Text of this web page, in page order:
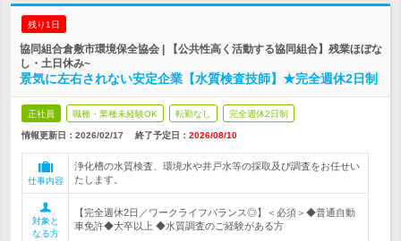
残り1日
協同組合倉敷市環境保全協会 | 【公共性高く活動する協同組合】残業ほぼな
し・土日休み~
景気に左右されない安定企業【水質検査技師】★完全週休2日制
正社員 職種・業種未経験OK 転勤なし 完全週休2日制
情報更新日：2026/02/17 終了予定日： 2026/08/10
仕事内容
浄化槽の水質検査、環境水や井戸水等の採取及び調査をお任せい
たします。
対象と
なる方
【完全週休2日／ワークライフバランス◎】＜必須＞◆普通自動
車免許◆大卒以上 ◆水質調査のご経験がある方